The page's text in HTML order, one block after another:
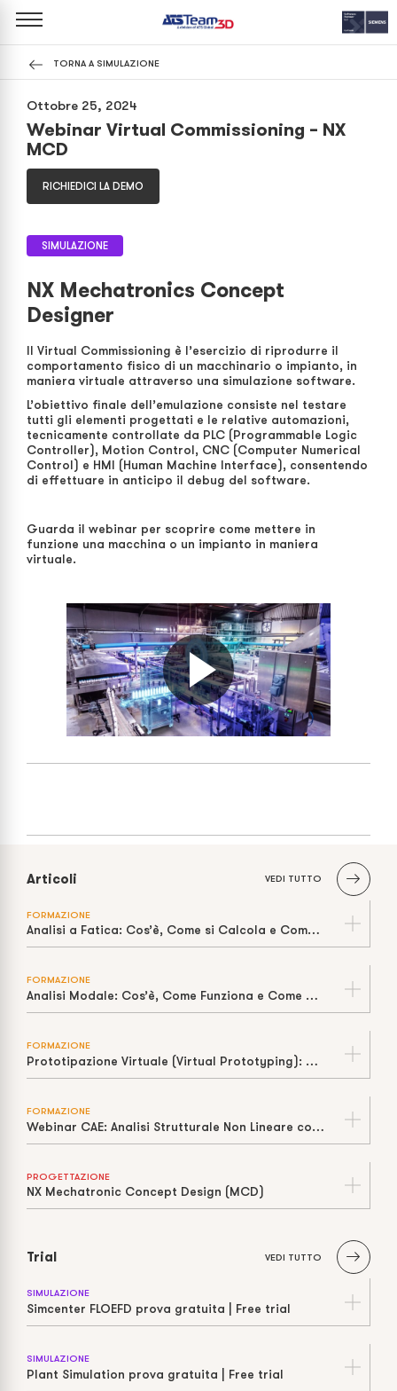
TORNA A SIMULAZIONE
Ottobre 25, 2024
Webinar Virtual Commissioning – NX
MCD
RICHIEDICI LA DEMO
SIMULAZIONE
NX Mechatronics Concept
Designer
Il Virtual Commissioning è l’esercizio di riprodurre il
comportamento fisico di un macchinario o impianto, in
maniera virtuale attraverso una simulazione software.
L’obiettivo finale dell’emulazione consiste nel testare
tutti gli elementi progettati e le relative automazioni,
tecnicamente controllate da PLC (Programmable Logic
Controller), Motion Control, CNC (Computer Numerical
Control) e HMI (Human Machine Interface), consentendo
di effettuare in anticipo il debug del software.
Guarda il webinar per scoprire come mettere in
funzione una macchina o un impianto in maniera
virtuale.
Articoli VEDI TUTTO
FORMAZIONE
Analisi a Fatica: Cos’è, Come si Calcola e Come Stimare la Vita a Cicli
FORMAZIONE
Analisi Modale: Cos’è, Come Funziona e Come Prevenire la Risonanza
FORMAZIONE
Prototipazione Virtuale (Virtual Prototyping): Cos’è, Come Funziona e Perché Riduce Tempi e Costi
FORMAZIONE
Webinar CAE: Analisi Strutturale Non Lineare con Siemens Nastran
PROGETTAZIONE
NX Mechatronic Concept Design (MCD)
Trial VEDI TUTTO
SIMULAZIONE
Simcenter FLOEFD prova gratuita | Free trial
SIMULAZIONE
Plant Simulation prova gratuita | Free trial